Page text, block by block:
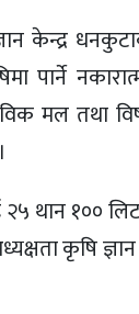
केन्द्र
पार्ने
मल तथा
थान १००
कृषि